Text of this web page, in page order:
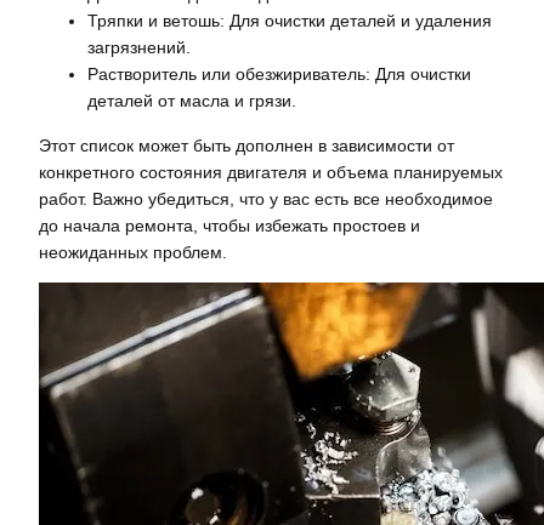
Тряпки и ветошь: Для очистки деталей и удаления
загрязнений.
Растворитель или обезжириватель: Для очистки
деталей от масла и грязи.
Этот список может быть дополнен в зависимости от
конкретного состояния двигателя и объема планируемых
работ. Важно убедиться, что у вас есть все необходимое
до начала ремонта, чтобы избежать простоев и
неожиданных проблем.